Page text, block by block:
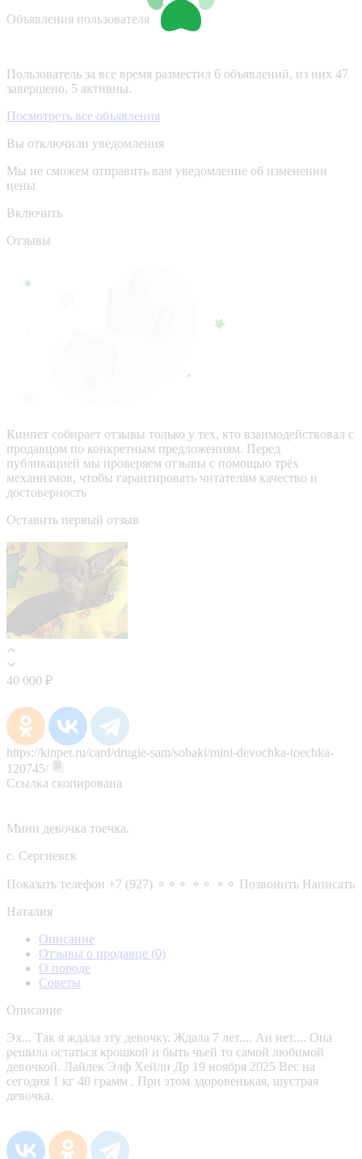
Объявления пользователя
Пользователь за все время разместил 6 объявлений, из них 47
завершено, 5 активны.
Посмотреть все объявления
Вы отключили уведомления
Мы не сможем отправить вам уведомление об изменении
цены
Включить
Отзывы
Кинпет собирает отзывы только у тех, кто взаимодействовал с
продавцом по конкретным предложениям. Перед
публикацией мы проверяем отзывы с помощью трёх
механизмов, чтобы гарантировать читателям качество и
достоверность
Оставить первый отзыв
40 000 ₽
https://kinpet.ru/card/drugie-sam/sobaki/mini-devochka-toechka-
120745/
Ссылка скопирована
Мини девочка тоечка.
с. Сергиевск
Показать телефон +7 (927) ⚬⚬⚬ ⚬⚬ ⚬⚬ Позвонить Написать
Наталия
Описание
Отзывы о продавце (0)
О породе
Советы
Описание
Эх... Так я ждала эту девочку. Ждала 7 лет.... Ан нет.... Она
решила остаться крошкой и быть чьей то самой любимой
девочкой. Лайлек Элф Хейли Др 19 ноября 2025 Вес на
сегодня 1 кг 40 грамм . При этом здоровенькая, шустрая
девочка.